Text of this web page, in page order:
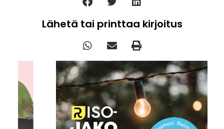
Lähetä tai printtaa kirjoitus